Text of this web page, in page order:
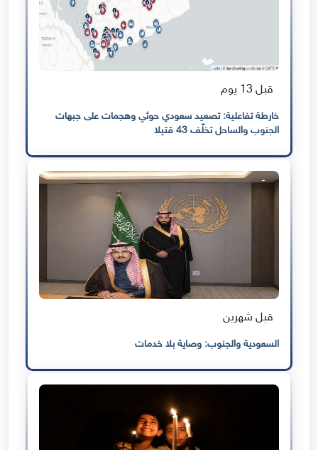
قبل 13 يوم
خارطة تفاعلية: تصعيد سعودي حوثي وهجمات على جبهات
الجنوب والساحل تخلّف 43 قتيلا
قبل شهرين
السعودية والجنوب: وصاية بلا خدمات